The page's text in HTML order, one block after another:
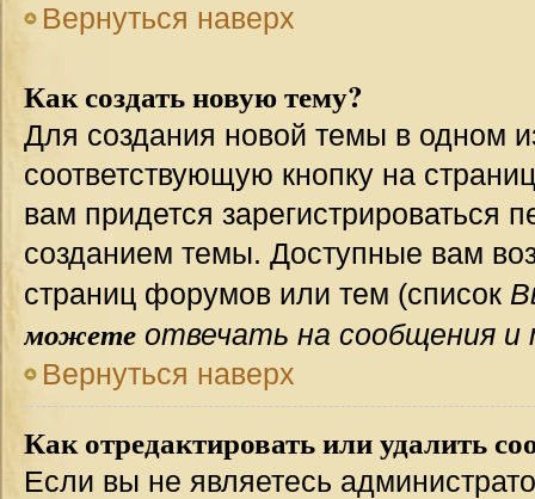
Вернуться наверх
Как создать новую тему?
Для создания новой темы в одном
соответствующую кнопку на
вам придется зарегистрироваться
созданием темы. Доступные вам
страниц форумов или тем (список
можете отвечать на сообщения и
Вернуться наверх
Как отредактировать или удалить
Если вы не являетесь